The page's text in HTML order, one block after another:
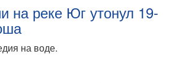
на реке Юг утонул 19-
на воде.